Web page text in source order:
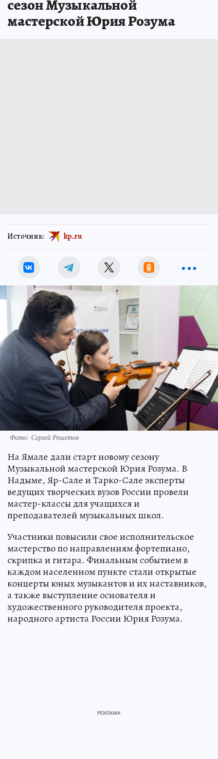
сезон Музыкальной
мастерской Юрия Розума
Источник: kp.ru
Фото: Сергей Решетов
На Ямале дали старт новому сезону
Музыкальной мастерской Юрия Розума. В
Надыме, Яр-Сале и Тарко-Сале эксперты
ведущих творческих вузов России провели
мастер-классы для учащихся и
преподавателей музыкальных школ.
Участники повысили свое исполнительское
мастерство по направлениям фортепиано,
скрипка и гитара. Финальным событием в
каждом населенном пункте стали открытые
концерты юных музыкантов и их наставников,
а также выступление основателя и
художественного руководителя проекта,
народного артиста России Юрия Розума.